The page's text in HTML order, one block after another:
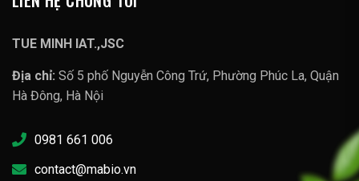
TUE MINH IAT.,JSC
Địa chỉ: Số 5 phố Nguyễn Công Trứ, Phường Phúc La, Quận
Hà Đông, Hà Nội
0981 661 006
contact@mabio.vn